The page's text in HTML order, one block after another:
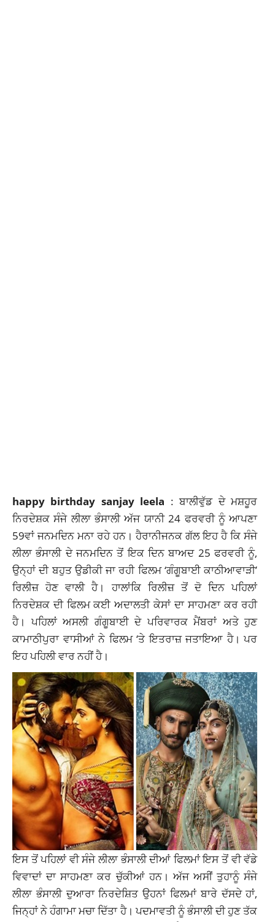
happy birthday sanjay leela : ਬਾਲੀਵੁੱਡ ਦੇ ਮਸ਼ਹੂਰ
ਨਿਰਦੇਸ਼ਕ ਸੰਜੇ ਲੀਲਾ ਭੰਸਾਲੀ ਅੱਜ ਯਾਨੀ 24 ਫਰਵਰੀ ਨੂੰ ਆਪਣਾ
59ਵਾਂ ਜਨਮਦਿਨ ਮਨਾ ਰਹੇ ਹਨ।ਹੈਰਾਨੀਜਨਕ ਗੱਲ ਇਹ ਹੈ ਕਿ ਸੰਜੇ
ਲੀਲਾ ਭੰਸਾਲੀ ਦੇ ਜਨਮਦਿਨ ਤੋਂ ਇਕ ਦਿਨ ਬਾਅਦ 25 ਫਰਵਰੀ ਨੂੰ,
ਉਨ੍ਹਾਂ ਦੀ ਬਹੁਤ ਉਡੀਕੀ ਜਾ ਰਹੀ ਫਿਲਮ ‘ਗੰਗੂਬਾਈ ਕਾਠੀਆਵਾੜੀ’
ਰਿਲੀਜ਼ ਹੋਣ ਵਾਲੀ ਹੈ। ਹਾਲਾਂਕਿ ਰਿਲੀਜ਼ ਤੋਂ ਦੋ ਦਿਨ ਪਹਿਲਾਂ
ਨਿਰਦੇਸ਼ਕ ਦੀ ਫਿਲਮ ਕਈ ਅਦਾਲਤੀ ਕੇਸਾਂ ਦਾ ਸਾਹਮਣਾ ਕਰ ਰਹੀ
ਹੈ। ਪਹਿਲਾਂ ਅਸਲੀ ਗੰਗੂਬਾਈ ਦੇ ਪਰਿਵਾਰਕ ਮੈਂਬਰਾਂ ਅਤੇ ਹੁਣ
ਕਾਮਾਠੀਪੁਰਾ ਵਾਸੀਆਂ ਨੇ ਫਿਲਮ ‘ਤੇ ਇਤਰਾਜ਼ ਜਤਾਇਆ ਹੈ। ਪਰ
ਇਹ ਪਹਿਲੀ ਵਾਰ ਨਹੀਂ ਹੈ।
ਇਸ ਤੋਂ ਪਹਿਲਾਂ ਵੀ ਸੰਜੇ ਲੀਲਾ ਭੰਸਾਲੀ ਦੀਆਂ ਫਿਲਮਾਂ ਇਸ ਤੋਂ ਵੀ ਵੱਡੇ
ਵਿਵਾਦਾਂ ਦਾ ਸਾਹਮਣਾ ਕਰ ਚੁੱਕੀਆਂ ਹਨ। ਅੱਜ ਅਸੀਂ ਤੁਹਾਨੂੰ ਸੰਜੇ
ਲੀਲਾ ਭੰਸਾਲੀ ਦੁਆਰਾ ਨਿਰਦੇਸ਼ਿਤ ਉਹਨਾਂ ਫਿਲਮਾਂ ਬਾਰੇ ਦੱਸਦੇ ਹਾਂ,
ਜਿਨ੍ਹਾਂ ਨੇ ਹੰਗਾਮਾ ਮਚਾ ਦਿੱਤਾ ਹੈ। ਪਦਮਾਵਤੀ ਨੂੰ ਭੰਸਾਲੀ ਦੀ ਹੁਣ ਤੱਕ